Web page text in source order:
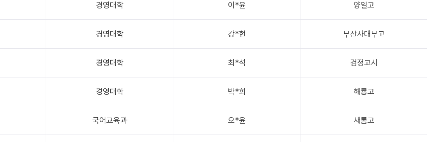
경영대학 이*윤 양일고
경영대학 강*현 부산사대부고
경영대학 최*석 검정고시
경영대학 박*희 해룡고
국어교육과 오*윤 새롬고